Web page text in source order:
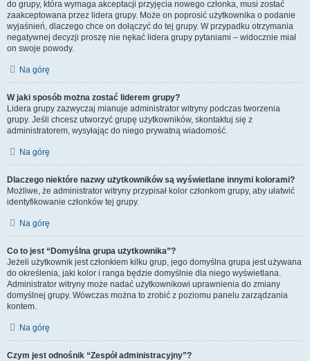
do grupy, która wymaga akceptacji przyjęcia nowego członka, musi zostać
zaakceptowana przez lidera grupy. Może on poprosić użytkownika o podanie
wyjaśnień, dlaczego chce on dołączyć do tej grupy. W przypadku otrzymania
negatywnej decyzji proszę nie nękać lidera grupy pytaniami – widocznie miał
on swoje powody.
Na górę
W jaki sposób można zostać liderem grupy?
Lidera grupy zazwyczaj mianuje administrator witryny podczas tworzenia
grupy. Jeśli chcesz utworzyć grupę użytkowników, skontaktuj się z
administratorem, wysyłając do niego prywatną wiadomość.
Na górę
Dlaczego niektóre nazwy użytkowników są wyświetlane innymi kolorami?
Możliwe, że administrator witryny przypisał kolor członkom grupy, aby ułatwić
identyfikowanie członków tej grupy.
Na górę
Co to jest “Domyślna grupa użytkownika”?
Jeżeli użytkownik jest członkiem kilku grup, jego domyślna grupa jest używana
do określenia, jaki kolor i ranga będzie domyślnie dla niego wyświetlana.
Administrator witryny może nadać użytkownikowi uprawnienia do zmiany
domyślnej grupy. Wówczas można to zrobić z poziomu panelu zarządzania
kontem.
Na górę
Czym jest odnośnik “Zespół administracyjny”?